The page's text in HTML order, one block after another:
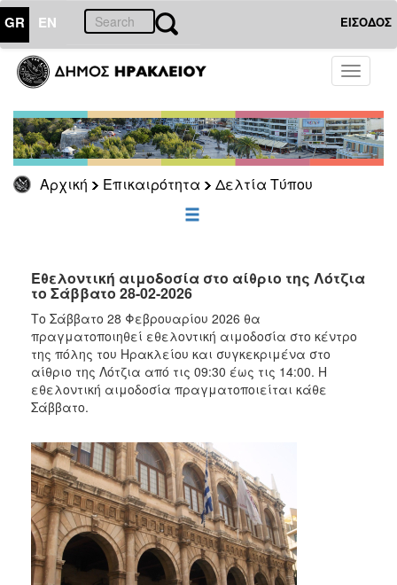
GR EN ΕΙΣΟΔΟΣ
Toggle
Αρχική Επικαιρότητα Δελτία Τύπου
ΕΠΙΚΑΙΡΟΤΗΤΑ
Τύπου
Αρχείο
ΕΠΙΣΚΕΠΤΗΣ
ΗΡΑΚΛΕΙΟ
Εθελοντική αιμοδοσία στο αίθριο της Λότζια
το Σάββατο 28-02-2026
Το Σάββατο 28 Φεβρουαρίου 2026 θα
πραγματοποιηθεί εθελοντική αιμοδοσία στο κέντρο
της πόλης του Ηρακλείου και συγκεκριμένα στο
αίθριο της Λότζια από τις 09:30 έως τις 14:00. Η
εθελοντική αιμοδοσία πραγματοποιείται κάθε
Σάββατο.